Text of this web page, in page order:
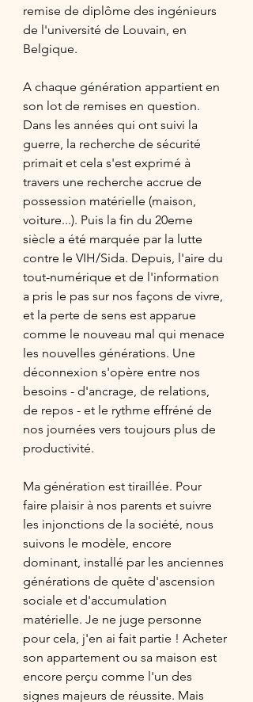
remise de diplôme des ingénieurs
de l'université de Louvain, en
Belgique.
A chaque génération appartient en
son lot de remises en question.
Dans les années qui ont suivi la
guerre, la recherche de sécurité
primait et cela s'est exprimé à
travers une recherche accrue de
possession matérielle (maison,
voiture...). Puis la fin du 20eme
siècle a été marquée par la lutte
contre le VIH/Sida. Depuis, l'aire du
tout-numérique et de l'information
a pris le pas sur nos façons de vivre,
et la perte de sens est apparue
comme le nouveau mal qui menace
les nouvelles générations. Une
déconnexion s'opère entre nos
besoins - d'ancrage, de relations,
de repos - et le rythme effréné de
nos journées vers toujours plus de
productivité.
Ma génération est tiraillée. Pour
faire plaisir à nos parents et suivre
les injonctions de la société, nous
suivons le modèle, encore
dominant, installé par les anciennes
générations de quête d'ascension
sociale et d'accumulation
matérielle. Je ne juge personne
pour cela, j'en ai fait partie ! Acheter
son appartement ou sa maison est
encore perçu comme l'un des
signes majeurs de réussite. Mais